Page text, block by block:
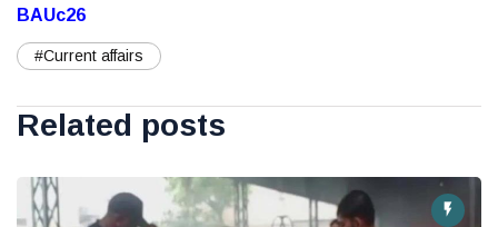
BAUc26
#Current affairs
Related posts